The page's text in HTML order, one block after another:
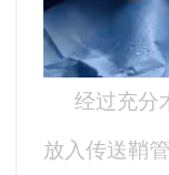
经过充分
放入传送鞘